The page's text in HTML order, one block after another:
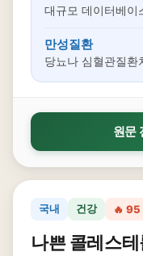
대규모 데이터베이
만성질환
당뇨나 심혈관질환
원문
국내 건강 🔥 95
나쁜 콜레스